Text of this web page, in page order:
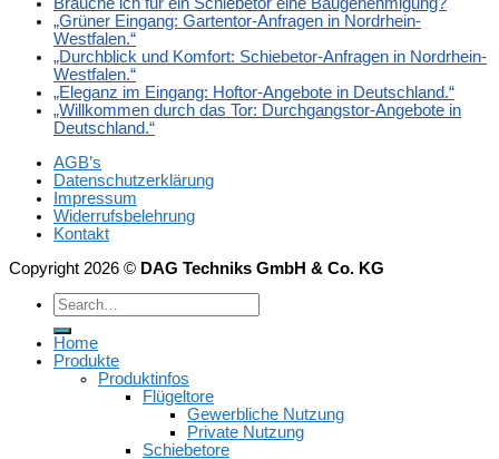
„Grüner Eingang: Gartentor-Anfragen in Nordrhein-
Westfalen.“
„Durchblick und Komfort: Schiebetor-Anfragen in Nordrhein-
Westfalen.“
„Eleganz im Eingang: Hoftor-Angebote in Deutschland.“
„Willkommen durch das Tor: Durchgangstor-Angebote in
Deutschland.“
AGB’s
Datenschutzerklärung
Impressum
Widerrufsbelehrung
Kontakt
Copyright 2026 © DAG Techniks GmbH & Co. KG
Home
Produkte
Produktinfos
Flügeltore
Gewerbliche Nutzung
Private Nutzung
Schiebetore